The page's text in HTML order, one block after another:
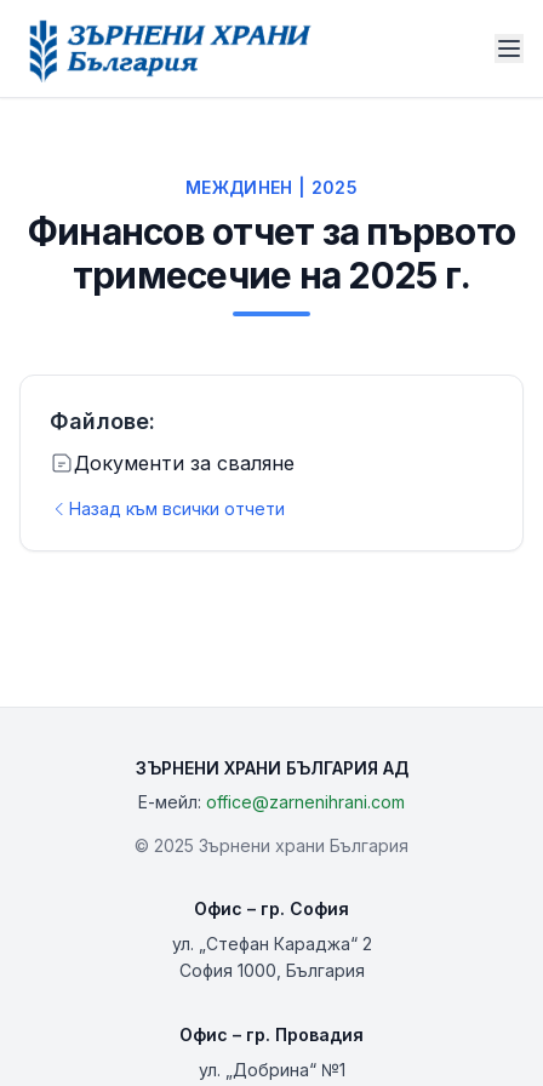
МЕЖДИНЕН | 2025
Финансов отчет за първото
тримесечие на 2025 г.
Файлове:
Документи за сваляне
Назад към всички отчети
ЗЪРНЕНИ ХРАНИ БЪЛГАРИЯ АД
Е-мейл: office@zarnenihrani.com
© 2025 Зърнени храни България
Офис – гр. София
ул. „Стефан Караджа“ 2
София 1000, България
Офис – гр. Провадия
ул. „Добрина“ №1